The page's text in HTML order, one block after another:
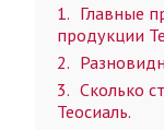
1
Главные
продукции
2
3
Сколько
Теосиаль.